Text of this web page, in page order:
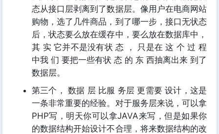
态从接口层剥离到了数据层。像用户在电商网站
购物，选了几件商品，到了哪一步，接口无状态
后，状态要么放在缓存中，要么放在数据库中，
其 实 它并不是没有状 态 ， 只是在 这 个 过 程
中我 们 要把一些有状 态 的 东 西抽离出来 到了
数据层。
第三个， 数据 层 比服 务层 更需要 设计，这是
一条非常重要的经验。对于服务层来说，可以拿
PHP写，明天你可以拿JAVA来写，但是如果你
的数据结构开始设计不合理，将来数据结构的改